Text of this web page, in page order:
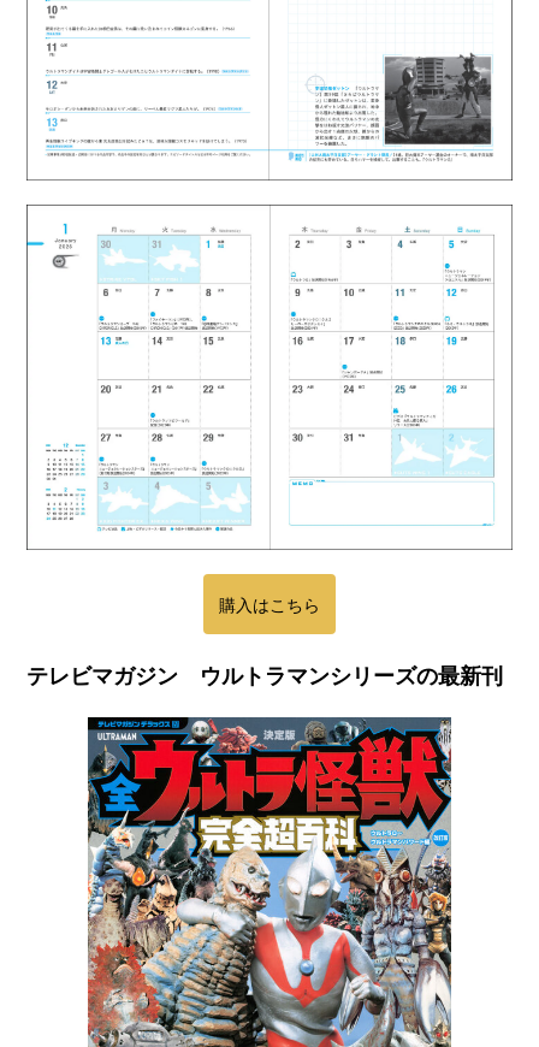
購入はこちら
テレビマガジン ウルトラマンシリーズの最新刊